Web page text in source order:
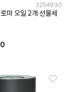
3254830
마 오일 2개 선물세